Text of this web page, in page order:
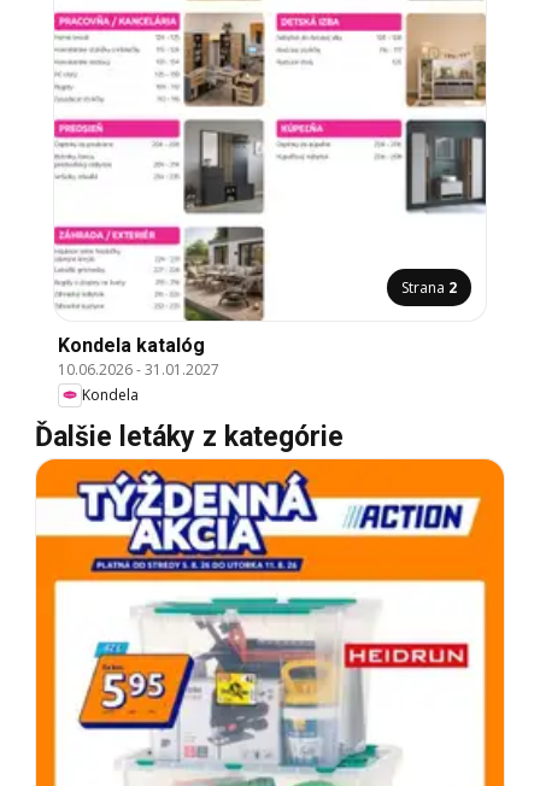
Strana 2
Kondela katalóg
10.06.2026-31.01.2027
Kondela
Ďalšie letáky z kategórie